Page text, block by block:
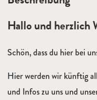
Hallo und herzlich
Schön, dass du hier bei
Hier werden wir künftig
und Infos zu uns und